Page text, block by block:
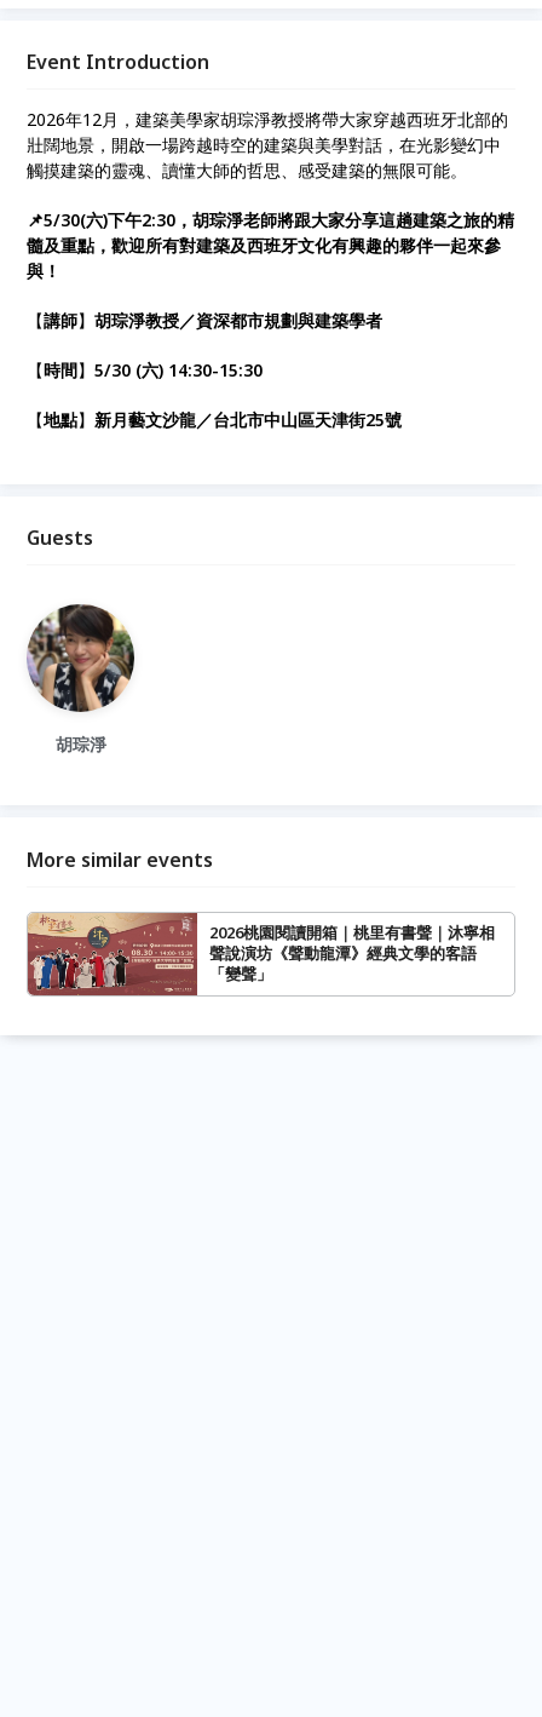
Event Introduction
2026年12月，建築美學家胡琮淨教授將帶大家穿越西班牙北部的
壯闊地景，開啟一場跨越時空的建築與美學對話，在光影變幻中
觸摸建築的靈魂、讀懂大師的哲思、感受建築的無限可能。
📌5/30(六)下午2:30，胡琮淨老師將跟大家分享這趟建築之旅的精
髓及重點，歡迎所有對建築及西班牙文化有興趣的夥伴一起來參
與！
【講師】胡琮淨教授／資深都市規劃與建築學者
【時間】5/30 (六) 14:30-15:30
【地點】新月藝文沙龍／台北市中山區天津街25號
Guests
胡琮淨
More similar events
2026桃園閱讀開箱｜桃里有書聲｜沐寧相
聲說演坊《聲動龍潭》經典文學的客語
「變聲」